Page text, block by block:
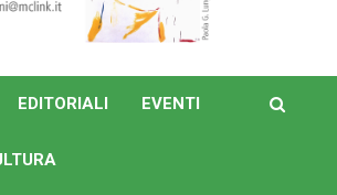
EDITORIALI EVENTI